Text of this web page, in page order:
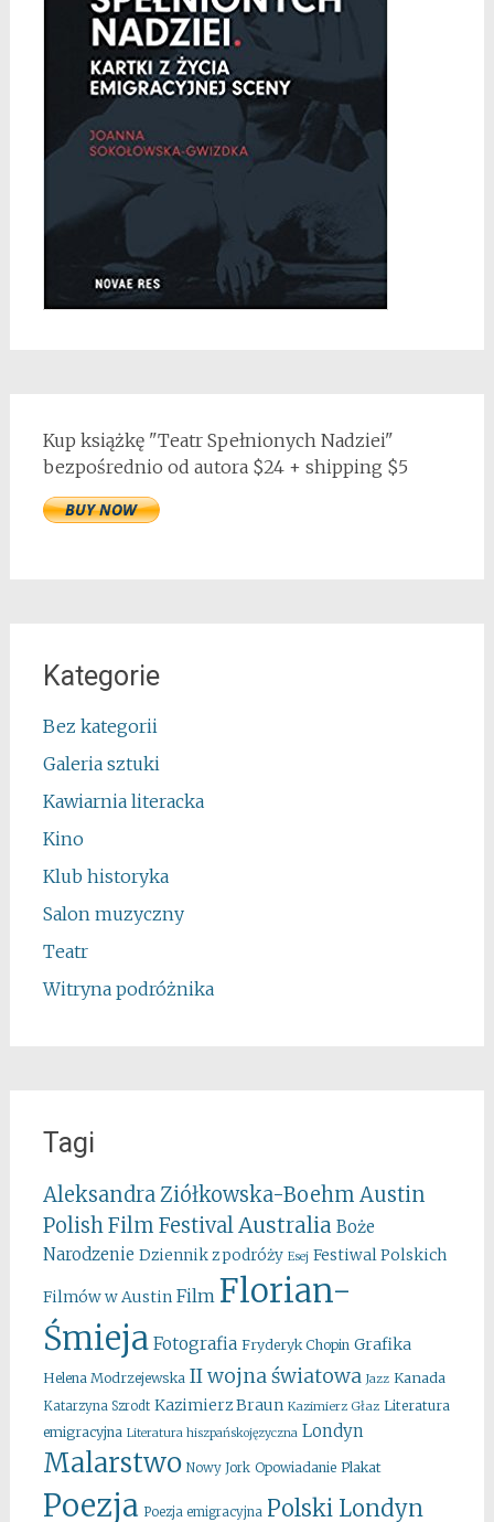
Kup książkę "Teatr Spełnionych Nadziei"
bezpośrednio od autora $24 + shipping $5
Kategorie
Bez kategorii
Galeria sztuki
Kawiarnia literacka
Kino
Klub historyka
Salon muzyczny
Teatr
Witryna podróżnika
Tagi
Aleksandra Ziółkowska-Boehm Austin
Polish Film FestivalAustralia Boże
Narodzenie Dziennik z podróży Esej Festiwal Polskich
Filmów w Austin Film Florian-
Śmieja Fotografia Fryderyk Chopin Grafika
Helena Modrzejewska II wojna światowa Jazz Kanada
Katarzyna Szrodt Kazimierz Braun Kazimierz Głaz Literatura
emigracyjna Literatura hiszpańskojęzyczna Londyn
Malarstwo Nowy Jork Opowiadanie Plakat
Poezja Poezja emigracyjna Polski Londyn